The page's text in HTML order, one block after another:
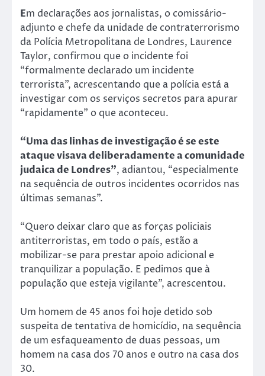
Em declarações aos jornalistas, o comissário-
adjunto e chefe da unidade de contraterrorismo
da Polícia Metropolitana de Londres, Laurence
Taylor, confirmou que o incidente foi
“formalmente declarado um incidente
terrorista”, acrescentando que a polícia está a
investigar com os serviços secretos para apurar
“rapidamente” o que aconteceu.
“Uma das linhas de investigação é se este
ataque visava deliberadamente a comunidade
judaica de Londres”, adiantou, “especialmente
na sequência de outros incidentes ocorridos nas
últimas semanas”.
“Quero deixar claro que as forças policiais
antiterroristas, em todo o país, estão a
mobilizar-se para prestar apoio adicional e
tranquilizar a população. E pedimos que à
população que esteja vigilante”, acrescentou.
Um homem de 45 anos foi hoje detido sob
suspeita de tentativa de homicídio, na sequência
de um esfaqueamento de duas pessoas, um
homem na casa dos 70 anos e outro na casa dos
30.